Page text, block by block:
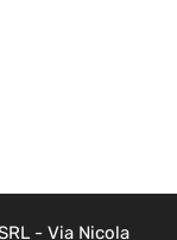
- Via Nicola